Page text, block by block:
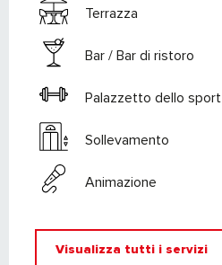
Terrazza
Bar / Bar di ristoro
Palazzetto dello sport
Sollevamento
Animazione
Visualizza tutti i servizi